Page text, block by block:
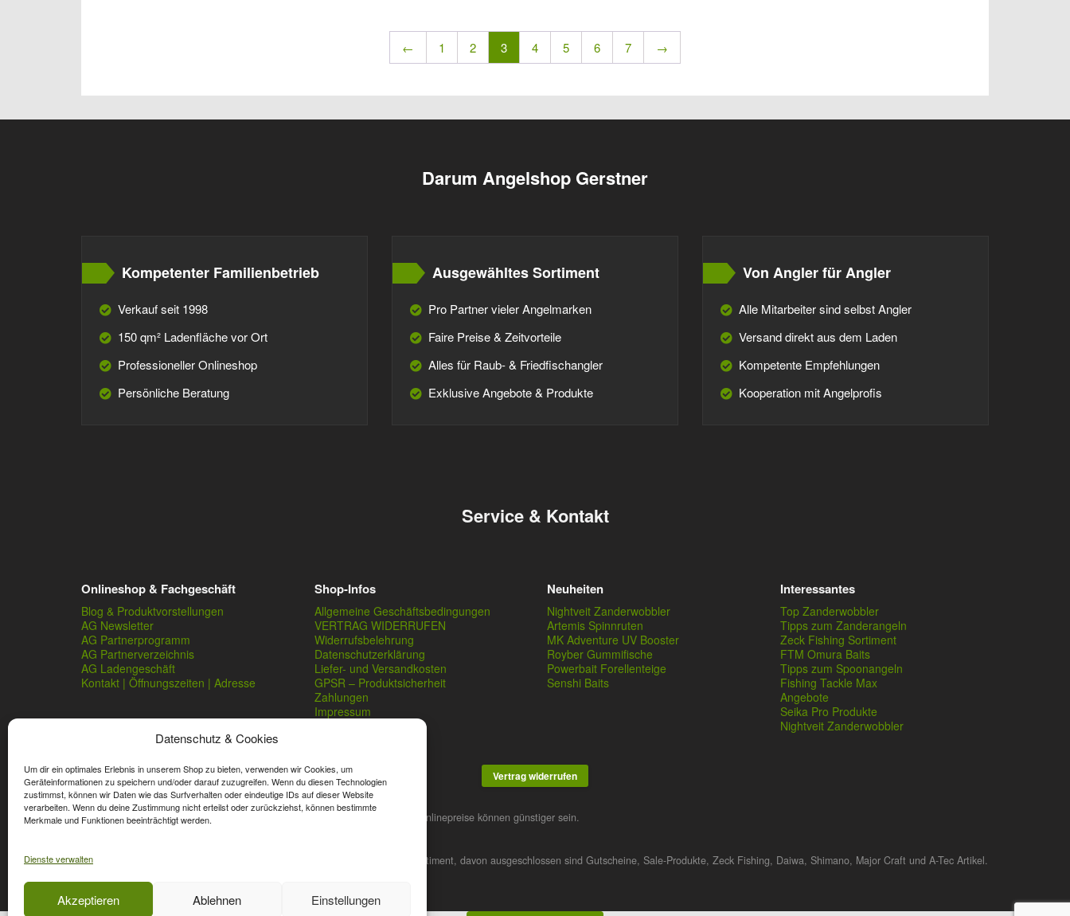
Datenschutz & Cookies
Um dir ein optimales Erlebnis in unserem Shop zu bieten, verwenden wir Cookies, um
Geräteinformationen zu speichern und/oder darauf zuzugreifen. Wenn du diesen Technologien
zustimmst, können wir Daten wie das Surfverhalten oder eindeutige IDs auf dieser Website
verarbeiten. Wenn du deine Zustimmung nicht erteilst oder zurückziehst, können bestimmte
Merkmale und Funktionen beeinträchtigt werden.
Dienste verwalten
Akzeptieren Ablehnen Einstellungen
← 1 2 3 4 5 6 7 →
Darum Angelshop Gerstner
Kompetenter Familienbetrieb
Verkauf seit 1998
150 qm² Ladenfläche vor Ort
Professioneller Onlineshop
Persönliche Beratung
Ausgewähltes Sortiment
Pro Partner vieler Angelmarken
Faire Preise & Zeitvorteile
Alles für Raub- & Friedfischangler
Exklusive Angebote & Produkte
Von Angler für Angler
Alle Mitarbeiter sind selbst Angler
Versand direkt aus dem Laden
Kompetente Empfehlungen
Kooperation mit Angelprofis
Service & Kontakt
Onlineshop & Fachgeschäft
Blog & Produktvorstellungen
AG Newsletter
AG Partnerprogramm
AG Partnerverzeichnis
AG Ladengeschäft
Kontakt | Öffnungszeiten | Adresse
Shop-Infos
Allgemeine Geschäftsbedingungen
VERTRAG WIDERRUFEN
Widerrufsbelehrung
Datenschutzerklärung
Liefer- und Versandkosten
GPSR – Produktsicherheit
Zahlungen
Impressum
Neuheiten
Nightveit Zanderwobbler
Artemis Spinnruten
MK Adventure UV Booster
Royber Gummifische
Powerbait Forellenteige
Senshi Baits
Interessantes
Top Zanderwobbler
Tipps zum Zanderangeln
Zeck Fishing Sortiment
FTM Omura Baits
Tipps zum Spoonangeln
Fishing Tackle Max
Angebote
Seika Pro Produkte
Nightveit Zanderwobbler
Vertrag widerrufen
* Streichpreise sind reguläre Ladenpreise von Angelshop Gerstner. Unsere Onlinepreise können günstiger sein.
Affiliate, Partner Rabatt-Codes und Aktionscodes gelten für das gesamte Sortiment, davon ausgeschlossen sind Gutscheine, Sale-Produkte, Zeck Fishing, Daiwa, Shimano, Major Craft und A-Tec Artikel.